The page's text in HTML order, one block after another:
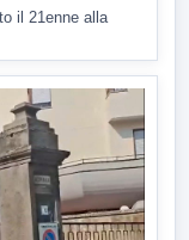
il 21enne alla